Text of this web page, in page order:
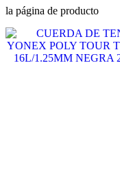
la página de producto